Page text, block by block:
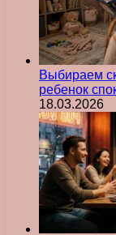
Выбираем
ребенок
18.03.2026